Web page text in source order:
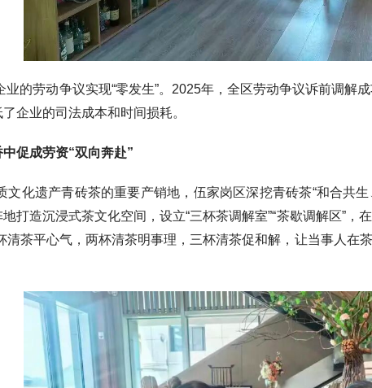
劳动争议实现“零发生”。2025年，全区劳动争议诉前调解
企业的司法成本和时间损耗。
促成劳资“双向奔赴”
遗产青砖茶的重要产销地，伍家岗区深挖青砖茶“和合共生
打造沉浸式茶文化空间，设立“三杯茶调解室”“茶歇调解区”
茶平心气，两杯清茶明事理，三杯清茶促和解，让当事人在茶